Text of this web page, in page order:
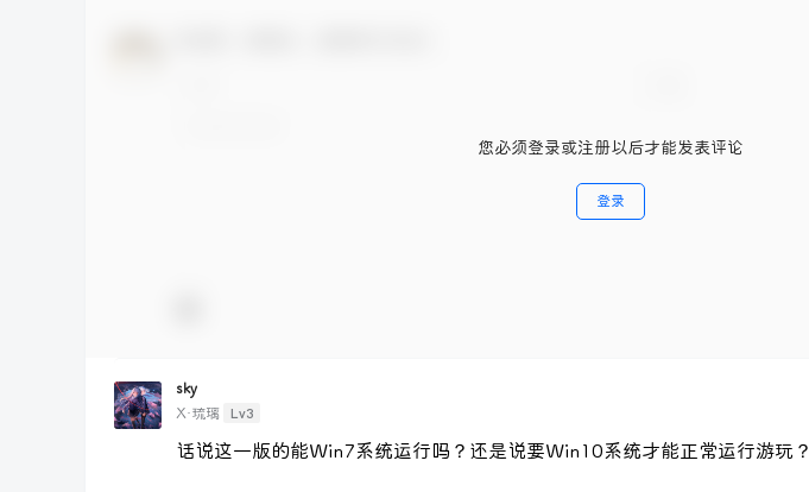
您必须登录或注册以后才能发表评论
登录
sky
X·琉璃
Lv3
话说这一版的能Win7系统运行吗？还是说要Win10系统才能正常运行游玩？